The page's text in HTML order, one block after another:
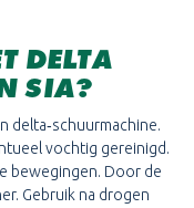
DELTA
SIA?
delta‑schuurmachine.
vochtig gereinigd.
bewegingen. Door de
Gebruik na drogen